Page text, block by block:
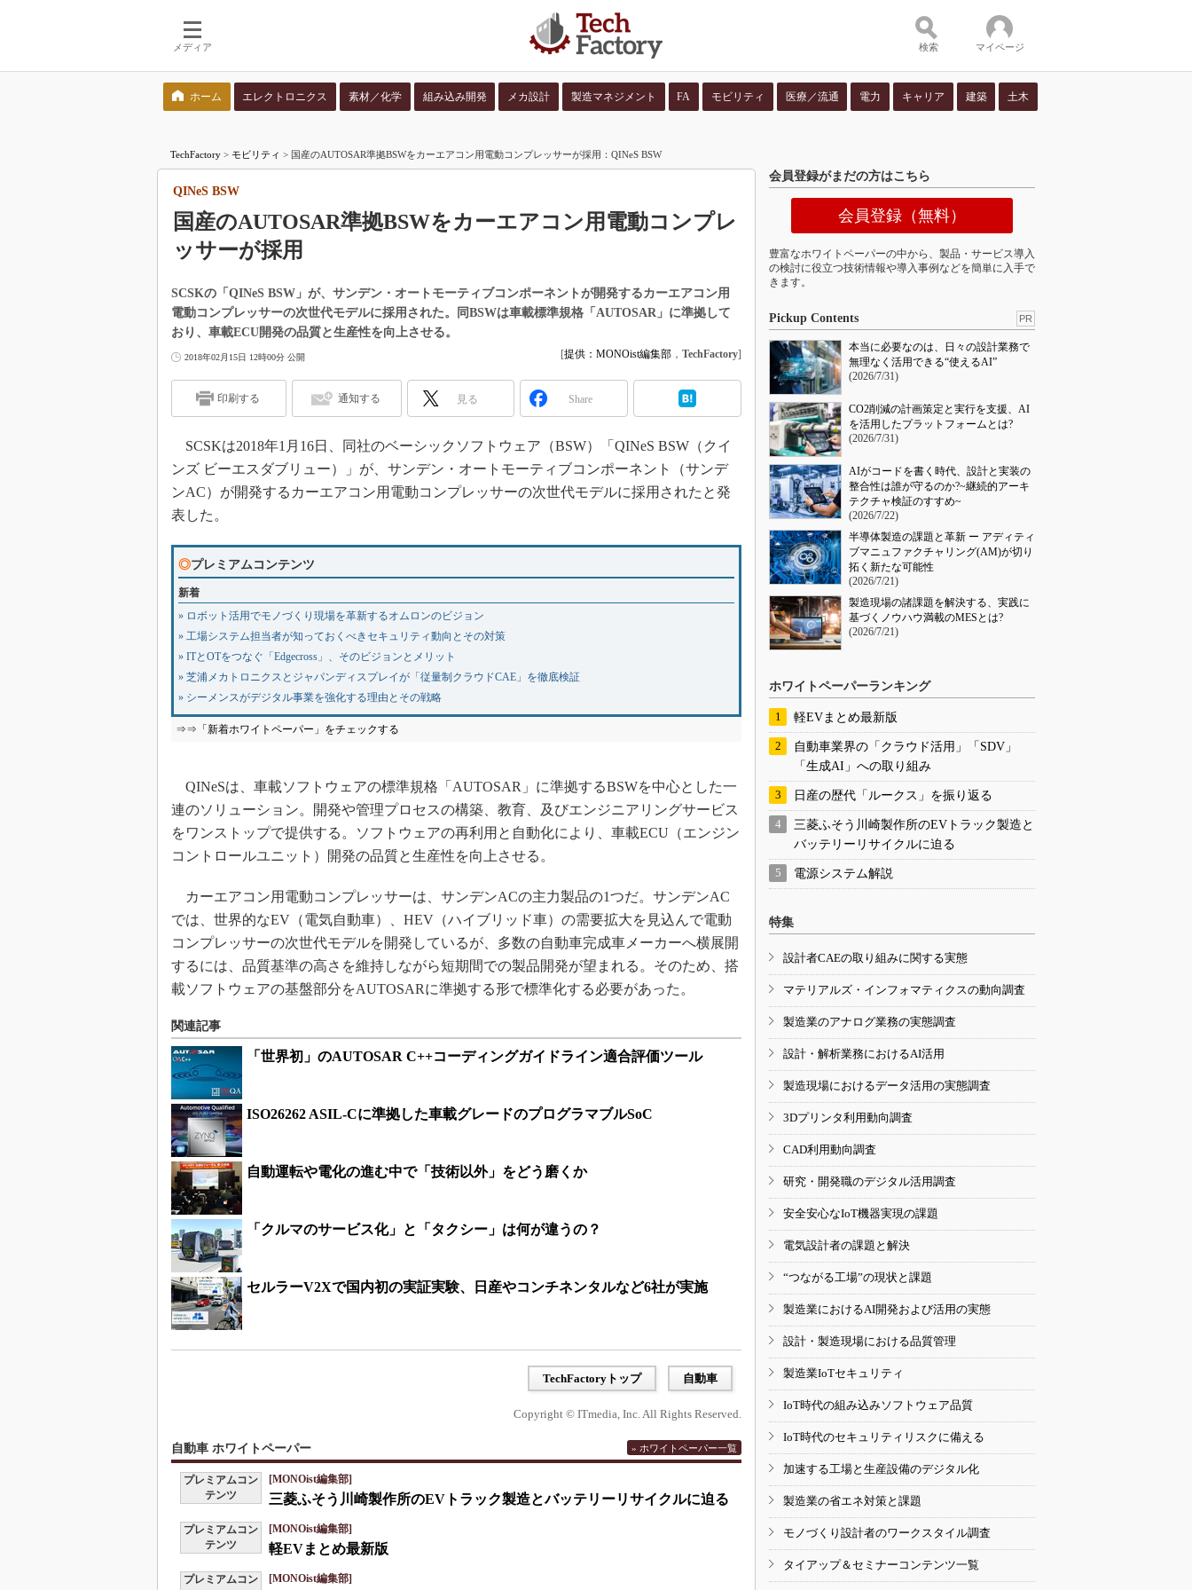
メディア 検索 マイページ
ホーム エレクトロニクス 素材／化学 組み込み開発 メカ設計 製造マネジメント FA モビリティ 医療／流通 電力 キャリア 建築 土木
TechFactory > モビリティ > 国産のAUTOSAR準拠BSWをカーエアコン用電動コンプレッサーが採用：QINeS BSW
国産のAUTOSAR準拠BSWをカーエアコン用電動コンプレ
ッサーが採用
QINeS BSW
SCSKの「QINeS BSW」が、サンデン・オートモーティブコンポーネントが開発するカーエアコン用
電動コンプレッサーの次世代モデルに採用された。同BSWは車載標準規格「AUTOSAR」に準拠して
おり、車載ECU開発の品質と生産性を向上させる。
2018年02月15日 12時00分 公開 [提供：MONOist編集部 ， TechFactory]
印刷する 通知する 見る Share
SCSKは2018年1月16日、同社のベーシックソフトウェア（BSW）「QINeS BSW（クイ
ンズ ビーエスダブリュー）」が、サンデン・オートモーティブコンポーネント（サンデ
ンAC）が開発するカーエアコン用電動コンプレッサーの次世代モデルに採用されたと発
表した。
◎プレミアムコンテンツ
新着
» ロボット活用でモノづくり現場を革新するオムロンのビジョン
» 工場システム担当者が知っておくべきセキュリティ動向とその対策
» ITとOTをつなぐ「Edgecross」、そのビジョンとメリット
» 芝浦メカトロニクスとジャパンディスプレイが「従量制クラウドCAE」を徹底検証
» シーメンスがデジタル事業を強化する理由とその戦略
⇒⇒「新着ホワイトペーパー」をチェックする
QINeSは、車載ソフトウェアの標準規格「AUTOSAR」に準拠するBSWを中心とした一
連のソリューション。開発や管理プロセスの構築、教育、及びエンジニアリングサービス
をワンストップで提供する。ソフトウェアの再利用と自動化により、車載ECU（エンジン
コントロールユニット）開発の品質と生産性を向上させる。
カーエアコン用電動コンプレッサーは、サンデンACの主力製品の1つだ。サンデンAC
では、世界的なEV（電気自動車）、HEV（ハイブリッド車）の需要拡大を見込んで電動
コンプレッサーの次世代モデルを開発しているが、多数の自動車完成車メーカーへ横展開
するには、品質基準の高さを維持しながら短期間での製品開発が望まれる。そのため、搭
載ソフトウェアの基盤部分をAUTOSARに準拠する形で標準化する必要があった。
関連記事
「世界初」のAUTOSAR C++コーディングガイドライン適合評価ツール
ISO26262 ASIL-Cに準拠した車載グレードのプログラマブルSoC
自動運転や電化の進む中で「技術以外」をどう磨くか
「クルマのサービス化」と「タクシー」は何が違うの？
セルラーV2Xで国内初の実証実験、日産やコンチネンタルなど6社が実施
TechFactoryトップ 自動車
Copyright © ITmedia, Inc. All Rights Reserved.
自動車 ホワイトペーパー » ホワイトペーパー一覧
プレミアムコン
テンツ
[MONOist編集部]
三菱ふそう川崎製作所のEVトラック製造とバッテリーリサイクルに迫る
プレミアムコン
テンツ
[MONOist編集部]
軽EVまとめ最新版
プレミアムコン
[MONOist編集部]
会員登録がまだの方はこちら
会員登録（無料）
豊富なホワイトペーパーの中から、製品・サービス導入
の検討に役立つ技術情報や導入事例などを簡単に入手で
きます。
Pickup Contents PR
本当に必要なのは、日々の設計業務で
無理なく活用できる“使えるAI”
(2026/7/31)
CO2削減の計画策定と実行を支援、AI
を活用したプラットフォームとは?
(2026/7/31)
AIがコードを書く時代、設計と実装の
整合性は誰が守るのか?~継続的アーキ
テクチャ検証のすすめ~
(2026/7/22)
半導体製造の課題と革新 ー アディティ
ブマニュファクチャリング(AM)が切り
拓く新たな可能性
(2026/7/21)
製造現場の諸課題を解決する、実践に
基づくノウハウ満載のMESとは?
(2026/7/21)
ホワイトペーパーランキング
軽EVまとめ最新版
自動車業界の「クラウド活用」「SDV」
「生成AI」への取り組み
日産の歴代「ルークス」を振り返る
三菱ふそう川崎製作所のEVトラック製造と
バッテリーリサイクルに迫る
電源システム解説
特集
設計者CAEの取り組みに関する実態
マテリアルズ・インフォマティクスの動向調査
製造業のアナログ業務の実態調査
設計・解析業務におけるAI活用
製造現場におけるデータ活用の実態調査
3Dプリンタ利用動向調査
CAD利用動向調査
研究・開発職のデジタル活用調査
安全安心なIoT機器実現の課題
電気設計者の課題と解決
“つながる工場”の現状と課題
製造業におけるAI開発および活用の実態
設計・製造現場における品質管理
製造業IoTセキュリティ
IoT時代の組み込みソフトウェア品質
IoT時代のセキュリティリスクに備える
加速する工場と生産設備のデジタル化
製造業の省エネ対策と課題
モノづくり設計者のワークスタイル調査
タイアップ＆セミナーコンテンツ一覧